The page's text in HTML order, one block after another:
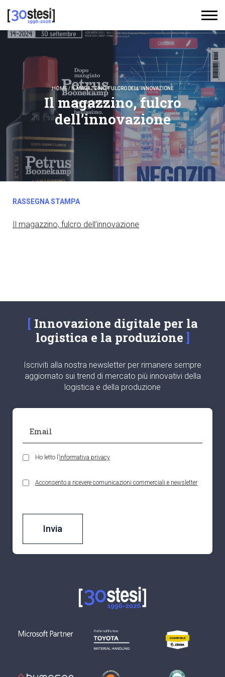
HOME/ IL MAGAZZINO, FULCRO DELL’INNOVAZIONE
Il magazzino, fulcro
dell’innovazione
RASSEGNA STAMPA
Il magazzino, fulcro dell’innovazione
Innovazione digitale per la
logistica e la produzione
Iscriviti alla nostra newsletter per rimanere sempre
aggiornato sui trend di mercato più innovativi della
logistica e della produzione
Ho letto l’informativa privacy
Acconsento a ricevere comunicazioni commerciali e newsletter